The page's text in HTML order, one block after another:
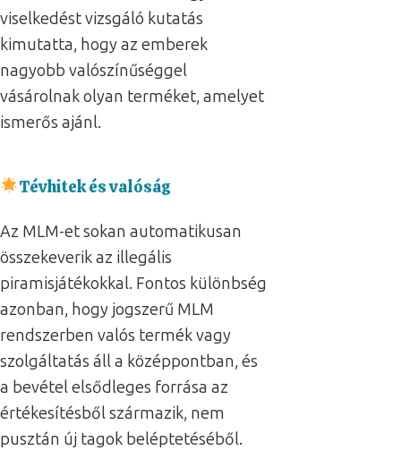
viselkedést vizsgáló kutatás
kimutatta, hogy az emberek
nagyobb valószínűséggel
vásárolnak olyan terméket, amelyet
ismerős ajánl.
Tévhitek és valóság
Az MLM-et sokan automatikusan
összekeverik az illegális
piramisjátékokkal. Fontos különbség
azonban, hogy jogszerű MLM
rendszerben valós termék vagy
szolgáltatás áll a középpontban, és
a bevétel elsődleges forrása az
értékesítésből származik, nem
pusztán új tagok beléptetéséből.